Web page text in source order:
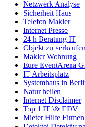
Netzwerk Analyse
Sicherheit Haus
Telefon Makler
Internet Presse
24 h Beratung IT
Objekt zu verkaufen
Makler Wohnung
Eure EventArena
IT Arbeitsplatz
Systemhaus in
Natur heilen
Internet Disclaimer
Top 1 IT \& EDV
Mieter Hilfe Firmen